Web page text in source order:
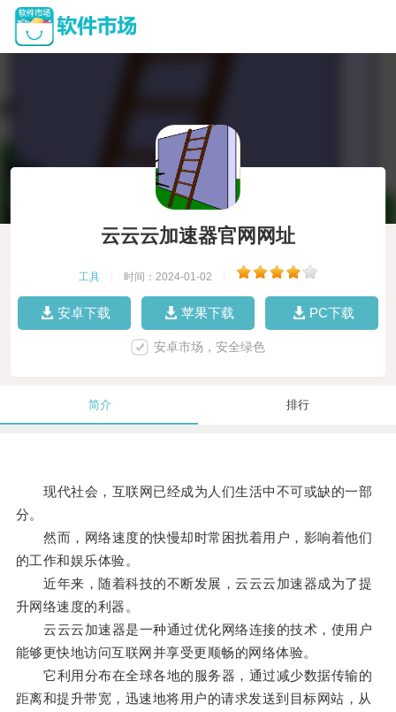
云云云加速器官网网址
工具 时间：2024-01-02
安卓下载 苹果下载 PC下载
安卓市场，安全绿色
简介 排行
现代社会，互联网已经成为人们生活中不可或缺的一部
分。
然而，网络速度的快慢却时常困扰着用户，影响着他们
的工作和娱乐体验。
近年来，随着科技的不断发展，云云云加速器成为了提
升网络速度的利器。
云云云加速器是一种通过优化网络连接的技术，使用户
能够更快地访问互联网并享受更顺畅的网络体验。
它利用分布在全球各地的服务器，通过减少数据传输的
距离和提升带宽，迅速地将用户的请求发送到目标网站，从